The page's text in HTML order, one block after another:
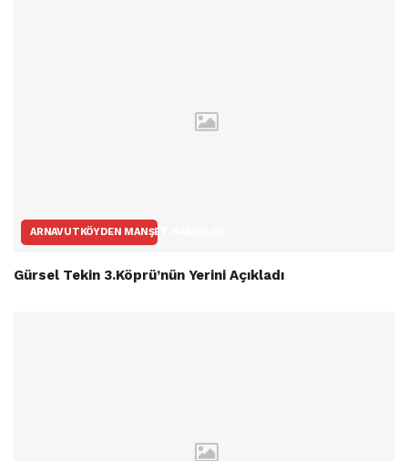
ARNAVUTKÖYDEN MANŞET HABERLER
Gürsel Tekin 3.Köprü’nün Yerini Açıkladı